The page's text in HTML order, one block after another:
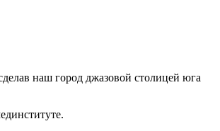
наш город джазовой столицей юга